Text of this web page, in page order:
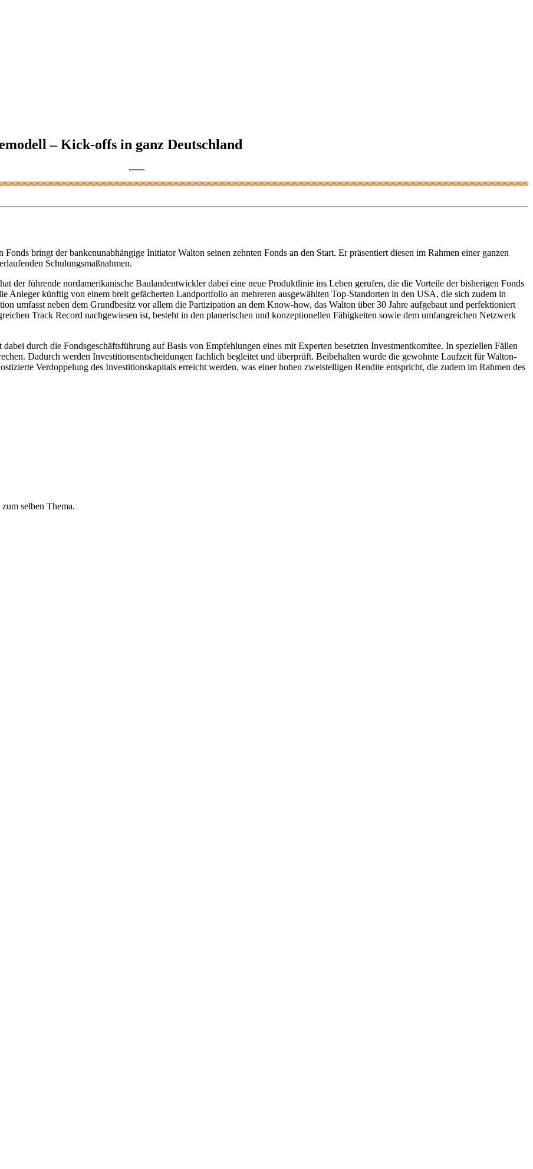
– Kick-offs in ganz Deutschland
bringt der bankenunabhängige Initiator Walton seinen zehnten Fonds an den Start. Er präsentiert diesen im Rahmen einer ganzen
Schulungsmaßnahmen.
der führende nordamerikanische Baulandentwickler dabei eine neue Produktlinie ins Leben gerufen, die die Vorteile der bisherigen Fonds
Anleger künftig von einem breit gefächerten Landportfolio an mehreren ausgewählten Top-Standorten in den USA, die sich zudem in
umfasst neben dem Grundbesitz vor allem die Partizipation an dem Know-how, das Walton über 30 Jahre aufgebaut und perfektioniert
Track Record nachgewiesen ist, besteht in den planerischen und konzeptionellen Fähigkeiten sowie dem umfangreichen Netzwerk
durch die Fondsgeschäftsführung auf Basis von Empfehlungen eines mit Experten besetzten Investmentkomitee. In speziellen Fällen
Dadurch werden Investitionsentscheidungen fachlich begleitet und überprüft. Beibehalten wurde die gewohnte Laufzeit für Walton-
Verdoppelung des Investitionskapitals erreicht werden, was einer hohen zweistelligen Rendite entspricht, die zudem im Rahmen des
selben Thema.